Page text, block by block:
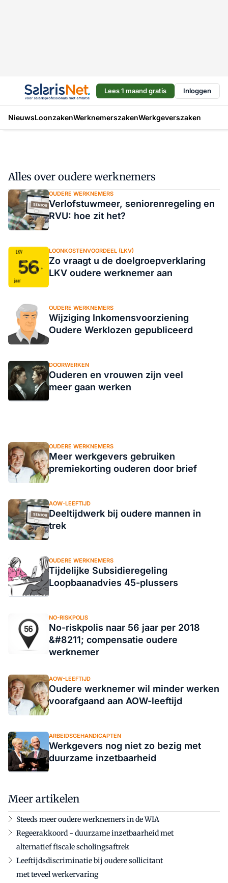
Lees 1 maand gratis Inloggen
NieuwsLoonzakenWerknemerszakenWerkgeverszaken
Alles over oudere werknemers
OUDERE WERKNEMERS
Verlofstuwmeer, seniorenregeling en
RVU: hoe zit het?
LOONKOSTENVOORDEEL (LKV)
Zo vraagt u de doelgroepverklaring
LKV oudere werknemer aan
OUDERE WERKNEMERS
Wijziging Inkomensvoorziening
Oudere Werklozen gepubliceerd
DOORWERKEN
Ouderen en vrouwen zijn veel
meer gaan werken
OUDERE WERKNEMERS
Meer werkgevers gebruiken
premiekorting ouderen door brief
AOW-LEEFTIJD
Deeltijdwerk bij oudere mannen in
trek
OUDERE WERKNEMERS
Tijdelijke Subsidieregeling
Loopbaanadvies 45-plussers
NO-RISKPOLIS
No-riskpolis naar 56 jaar per 2018
&#8211; compensatie oudere
werknemer
AOW-LEEFTIJD
Oudere werknemer wil minder werken
voorafgaand aan AOW-leeftijd
ARBEIDSGEHANDICAPTEN
Werkgevers nog niet zo bezig met
duurzame inzetbaarheid
Meer artikelen
Steeds meer oudere werknemers in de WIA
Regeerakkoord - duurzame inzetbaarheid met
alternatief fiscale scholingsaftrek
Leeftijdsdiscriminatie bij oudere sollicitant
met teveel werkervaring